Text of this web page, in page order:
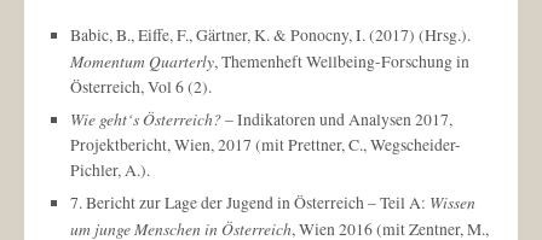
Babic, B., Eiffe, F., Gärtner, K. & Ponocny, I. (2017) (Hrsg.).
Momentum Quarterly, Themenheft Wellbeing-Forschung in
Österreich, Vol 6 (2).
Wie geht‘s Österreich?– Indikatoren und Analysen 2017,
Projektbericht, Wien, 2017 (mit Prettner, C., Wegscheider-
Pichler, A.).
7. Bericht zur Lage der Jugend in Österreich – Teil A: Wissen
um junge Menschen in Österreich, Wien 2016 (mit Zentner, M.,